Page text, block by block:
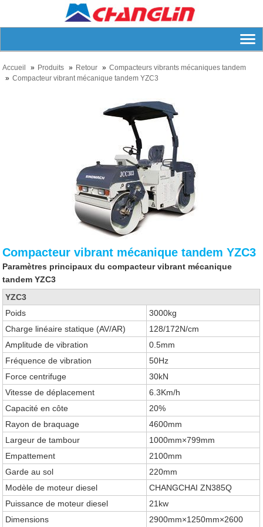
Accueil Produits Retour
Compacteurs vibrants mécaniques tandem
Compacteur vibrant mécanique tandem YZC3
Compacteur vibrant mécanique tandem YZC3
Paramètres principaux du compacteur vibrant mécanique
tandem YZC3
YZC3
Poids
3000kg
Charge linéaire statique (AV/AR)
128/172N/cm
Amplitude de vibration
0.5mm
Fréquence de vibration
50Hz
Force centrifuge
30kN
Vitesse de déplacement
6.3Km/h
Capacité en côte
20%
Rayon de braquage
4600mm
Largeur de tambour
1000mm×799mm
Empattement
2100mm
Garde au sol
220mm
Modèle de moteur diesel
CHANGCHAI ZN385Q
Puissance de moteur diesel
21kw
Dimensions
2900mm×1250mm×2600